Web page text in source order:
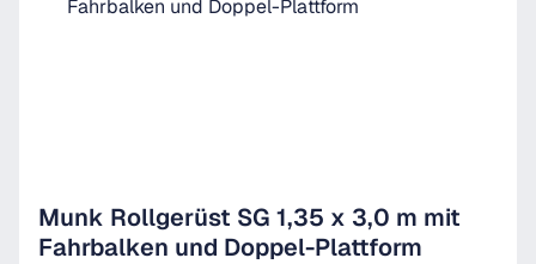
Munk Rollgerüst SG 1,35 x 3,0 m mit
Fahrbalken und Doppel-Plattform